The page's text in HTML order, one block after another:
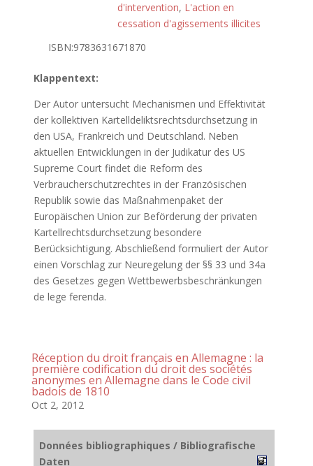
d'intervention, L'action en
cessation d'agissements illicites
ISBN:9783631671870
Klappentext:
Der Autor untersucht Mechanismen und Effektivität
der kollektiven Kartelldeliktsrechtsdurchsetzung in
den USA, Frankreich und Deutschland. Neben
aktuellen Entwicklungen in der Judikatur des US
Supreme Court findet die Reform des
Verbraucherschutzrechtes in der Französischen
Republik sowie das Maßnahmenpaket der
Europäischen Union zur Beförderung der privaten
Kartellrechtsdurchsetzung besondere
Berücksichtigung. Abschließend formuliert der Autor
einen Vorschlag zur Neuregelung der §§ 33 und 34a
des Gesetzes gegen Wettbewerbsbeschränkungen
de lege ferenda.
Réception du droit français en Allemagne : la
première codification du droit des sociétés
anonymes en Allemagne dans le Code civil
badois de 1810
Oct 2, 2012
Données bibliographiques / Bibliografische
Daten